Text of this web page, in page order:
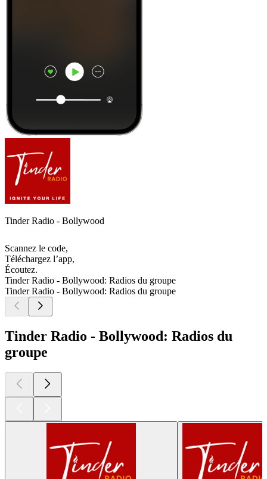
Tinder Radio - Bollywood
Scannez le code,
Téléchargez l’app,
Écoutez.
Tinder Radio - Bollywood: Radios du groupe
Tinder Radio - Bollywood: Radios du groupe
Tinder Radio - Bollywood: Radios du
groupe